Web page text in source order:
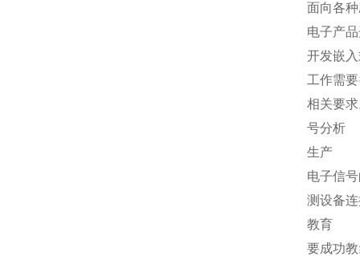
面向各
电子产
开发嵌
工作需
相关要
号分析
生产
电子信
测设备
教育
要成功